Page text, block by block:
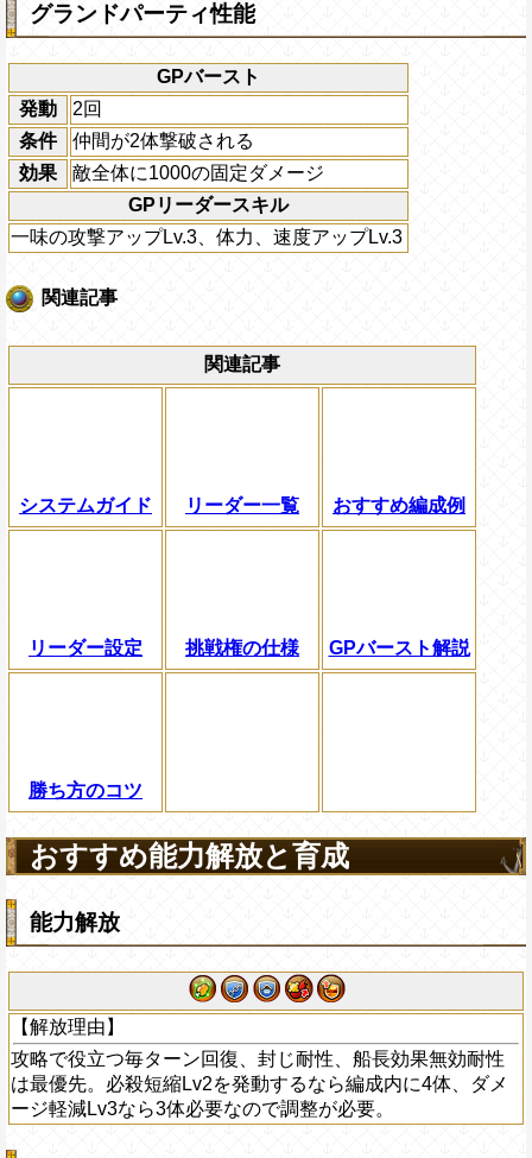
グランドパーティ性能
GPバースト
発動
2回
条件
仲間が2体撃破される
効果
敵全体に1000の固定ダメージ
GPリーダースキル
一味の攻撃アップLv.3、体力、速度アップLv.3
関連記事
関連記事
システムガイド リーダー一覧 おすすめ編成例
リーダー設定 挑戦権の仕様 GPバースト解説
勝ち方のコツ
おすすめ能力解放と育成
能力解放
【解放理由】
攻略で役立つ毎ターン回復、封じ耐性、船長効果無効耐性
は最優先。必殺短縮Lv2を発動するなら編成内に4体、ダメ
ージ軽減Lv3なら3体必要なので調整が必要。